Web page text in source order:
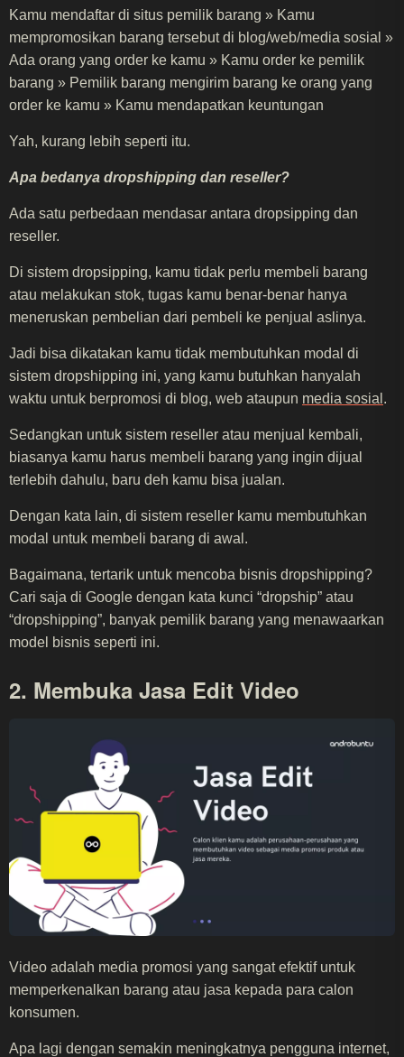
Kamu mendaftar di situs pemilik barang » Kamu
mempromosikan barang tersebut di blog/web/media sosial »
Ada orang yang order ke kamu » Kamu order ke pemilik
barang » Pemilik barang mengirim barang ke orang yang
order ke kamu » Kamu mendapatkan keuntungan
Yah, kurang lebih seperti itu.
Apa bedanya dropshipping dan reseller?
Ada satu perbedaan mendasar antara dropsipping dan
reseller.
Di sistem dropsipping, kamu tidak perlu membeli barang
atau melakukan stok, tugas kamu benar-benar hanya
meneruskan pembelian dari pembeli ke penjual aslinya.
Jadi bisa dikatakan kamu tidak membutuhkan modal di
sistem dropshipping ini, yang kamu butuhkan hanyalah
waktu untuk berpromosi di blog, web ataupun media sosial .
Sedangkan untuk sistem reseller atau menjual kembali,
biasanya kamu harus membeli barang yang ingin dijual
terlebih dahulu, baru deh kamu bisa jualan.
Dengan kata lain, di sistem reseller kamu membutuhkan
modal untuk membeli barang di awal.
Bagaimana, tertarik untuk mencoba bisnis dropshipping?
Cari saja di Google dengan kata kunci “dropship” atau
“dropshipping”, banyak pemilik barang yang menawaarkan
model bisnis seperti ini.
2. Membuka Jasa Edit Video
Video adalah media promosi yang sangat efektif untuk
memperkenalkan barang atau jasa kepada para calon
konsumen.
Apa lagi dengan semakin meningkatnya pengguna internet,